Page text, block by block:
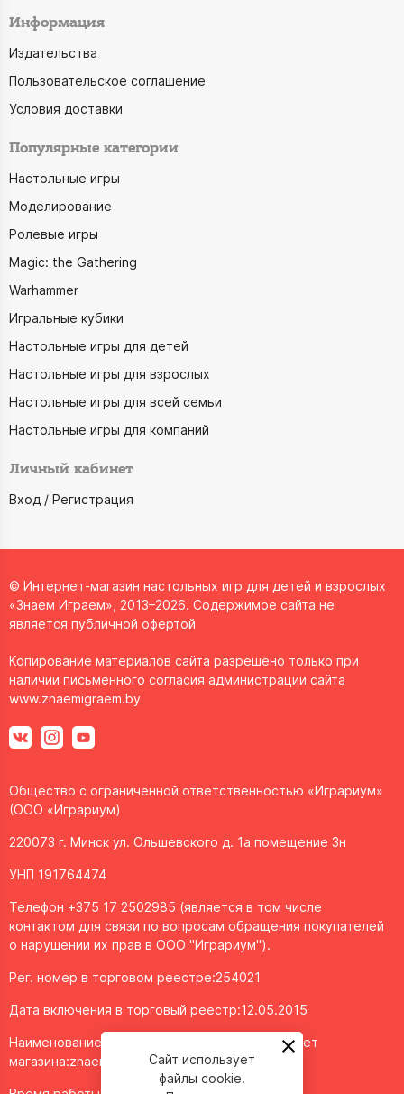
Информация
Издательства
Пользовательское соглашение
Условия доставки
Популярные категории
Настольные игры
Моделирование
Ролевые игры
Magic: the Gathering
Warhammer
Игральные кубики
Настольные игры для детей
Настольные игры для взрослых
Настольные игры для всей семьи
Настольные игры для компаний
Личный кабинет
Вход / Регистрация
© Интернет-магазин настольных игр для детей и взрослых
«Знаем Играем», 2013–2026. Содержимое сайта не
является публичной офертой
Копирование материалов сайта разрешено только при
наличии письменного согласия администрации сайта
www.znaemigraem.by
Общество с ограниченной ответственностью «Играриум»
(ООО «Играриум)
220073 г. Минск ул. Ольшевского д. 1а помещение 3н
УНП 191764474
Телефон +375 17 2502985 (является в том числе
контактом для связи по вопросам обращения покупателей
о нарушении их прав в ООО "Играриум").
Рег. номер в торговом реестре:254021
Дата включения в торговый реестр:12.05.2015
Наименование объекта/доменное имя интернет
магазина:znaemigraem.byСайт использует
файлы cookie.